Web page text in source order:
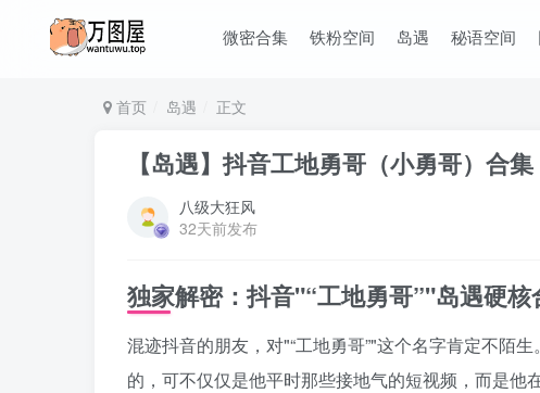
微密合集 铁粉空间 岛遇 秘语空间
首页 岛遇 正文
【岛遇】抖音工地勇哥（小勇哥）合集
八级大狂风
32天前发布
独家解密：抖音 “工地勇哥” 岛遇硬
混迹抖音的朋友，对 “工地勇哥” 这个名字肯定不陌
的，可不仅仅是他平时那些接地气的短视频，而是他